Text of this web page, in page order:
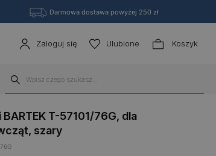
Darmowa dostawa powyżej 250 zł
Zaloguj się Ulubione Koszyk
BARTEK T-57101/76G, dla
szary